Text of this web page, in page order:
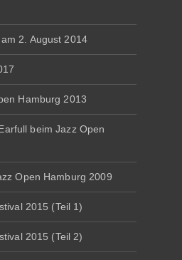
2. August 2014
Hamburg 2013
beim Jazz Open
Open Hamburg 2009
2015 (Teil 1)
2015 (Teil 2)